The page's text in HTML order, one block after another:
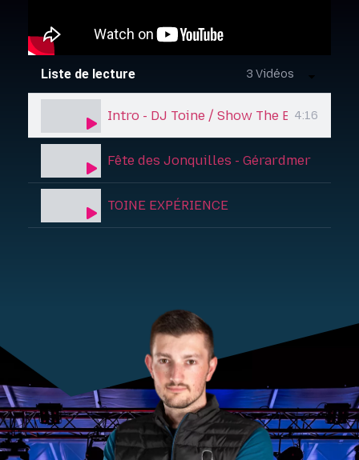
Liste de lecture 3 Vidéos
Intro - DJ Toine / Show The Black Box
4:16
Fête des Jonquilles - Gérardmer (DJ
TOINE EXPÉRIENCE